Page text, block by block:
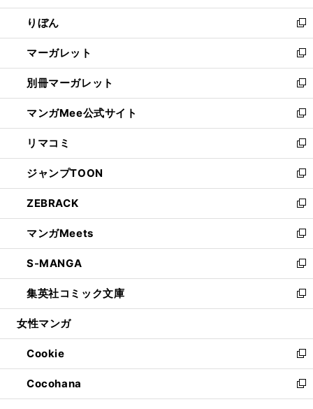
開
く
ウ
で
開
く
ン
ド
ウ
で
開
く
ウ
ィ
ン
ド
ウ
で
開
く
りぼん
新
し
い
ウ
ィ
ン
ド
ウ
で
開
く
マーガレット
新
し
い
ウ
ィ
ン
ド
ウ
で
開
く
別冊マーガレット
新
し
い
ウ
ィ
ン
ド
ウ
で
開
く
マンガMee公式サイト
新
し
い
ウ
ィ
ン
ド
ウ
で
開
く
リマコミ
新
し
い
ウ
ィ
ン
ド
ウ
で
開
く
ジャンプTOON
新
し
い
ウ
ィ
ン
ド
ウ
で
開
ZEBRACK
新
し
い
ウ
ィ
ン
ド
ウ
開
く
マンガMeets
新
し
い
ウ
ィ
ン
ウ
で
開
く
S-MANGA
新
し
い
ウ
ン
ド
ウ
で
開
集英社コミック文庫
新
し
ウ
ィ
ン
ド
ウ
女性マンガ
Cookie
新
し
い
ウ
Cocohana
新
し